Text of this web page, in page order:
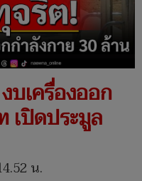
บเครื่องออก
เปิดประมูล
น.